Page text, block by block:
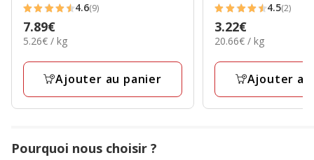
4.6
étoiles
avec
9
4.6(9)
Prix
7.89€
7.89€
5.26€
Kg
5.26€ / kg
Ajouter au panier
4.5
étoiles
avec
2
4.5(2)
Prix
3.22€
3.22€
20.66€
Kg
20.66€ / kg
Ajouter
Pourquoi nous choisir ?